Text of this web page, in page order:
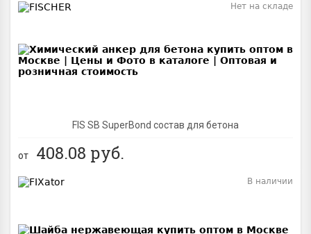
FIS SB SuperBond состав для бетона
Нет на складе
от 408.08 руб.
В наличии